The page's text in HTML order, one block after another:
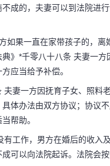
成的，夫妻可以到法院进
如果一直在家带孩子的，
》*千零八十八条 夫妻一
应当给予补偿。
夫妻一方因抚育子女、照料
体办法由双方协议；协议
帮助。
有工作，男方在婚后的收入
可以向法院起诉。法院会
工作在家带
法律规定，夫
作等负担较